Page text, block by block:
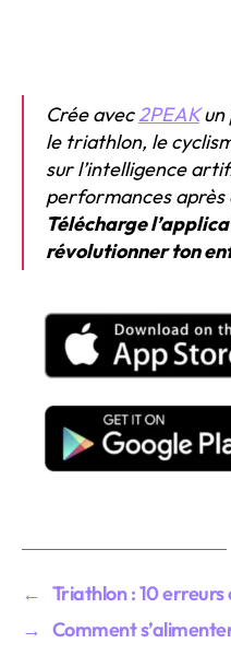
Crée avec2PEAKun
le triathlon, le
sur l’intelligence
performances
Télécharge
révolutionner ton
← Triathlon : 10
→ Comment